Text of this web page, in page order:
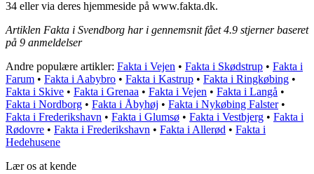
34 eller via deres hjemmeside på www.fakta.dk.
Artiklen Fakta i Svendborg har i gennemsnit fået4.9 stjerner baseret
på 9 anmeldelser
Andre populære artikler: Fakta i Vejen • Fakta i Skødstrup • Fakta i
Farum • Fakta i Aabybro • Fakta i Kastrup • Fakta i Ringkøbing •
Fakta i Skive • Fakta i Grenaa • Fakta i Vejen • Fakta i Langå •
Fakta i Nordborg • Fakta i Åbyhøj • Fakta i Nykøbing Falster•
Fakta i Frederikshavn • Fakta i Glumsø • Fakta i Vestbjerg • Fakta i
Rødovre • Fakta i Frederikshavn • Fakta i Allerød • Fakta i
Hedehusene
Lær os at kende